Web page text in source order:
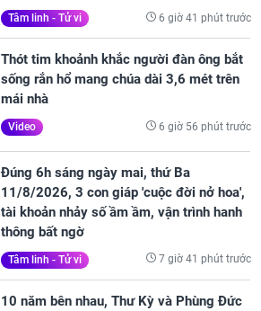
Tâm linh - Tử vi 6 giờ 41 phút trước
Thót tim khoảnh khắc người đàn ông bắt
sống rắn hổ mang chúa dài 3,6 mét trên
mái nhà
Video 6 giờ 56 phút trước
Đúng 6h sáng ngày mai, thứ Ba
11/8/2026, 3 con giáp 'cuộc đời nở hoa',
tài khoản nhảy số ầm ầm, vận trình hanh
thông bất ngờ
Tâm linh - Tử vi 7 giờ 41 phút trước
10 năm bên nhau, Thư Kỳ và Phùng Đức